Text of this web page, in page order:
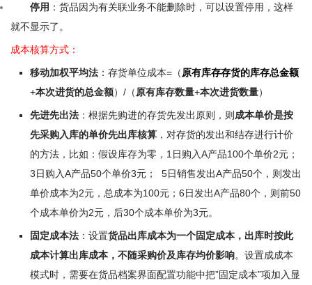
停用 ：货品因为有关联业务不能删除时，可以设置停用，这样
就不显示了。
成本核算方式：
移动加权平均法 ：存货单位成本=（原有库存存货的库存总金额
+本次进货的总金额）/（原有库存数量+本次进货数量）
先进先出法 ：根据先购进的存货先发出原则，则成本单价是按
先采购入库的单价先出库核算 ，对存货的发出和结存进行计价
的方法，比如：假设库存为零，1日购入A产品100个单价2元；
3日购入A产品50个单价3元； 5日销售发出A产品50个，则发出
单价成本为2元，总成本为100元；6日发出A产品80个，则前50
个成本单价为2元，后30个成本单价为3元。
固定成本法 ：设置货品出库成本为一个固定成本，出库时按此
成本计算出库成本，不随采购价及库存均价影响。设置成成本
模式时，需要在货品档案界面配置功能中把”固定成本”项加入显